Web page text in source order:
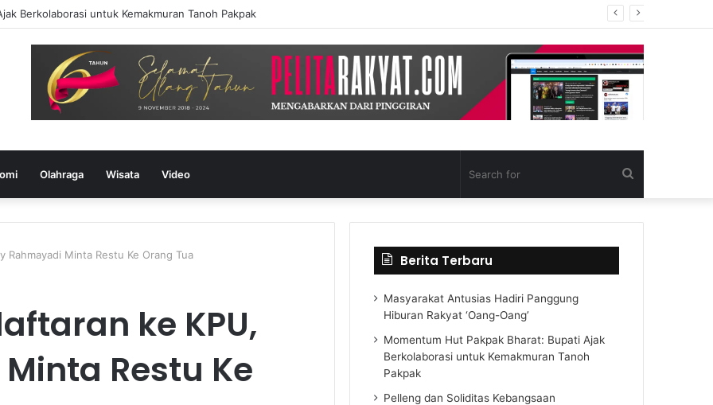
Berkolaborasi untuk Kemakmuran Tanoh Pakpak
Olahraga Wisata Video
for
Rahmayadi Minta Restu Ke Orang Tua
ke KPU,
Restu Ke
Berita Terbaru
Masyarakat Antusias Hadiri Panggung
Hiburan Rakyat ‘Oang-Oang’
Momentum Hut Pakpak Bharat: Bupati Ajak
Berkolaborasi untuk Kemakmuran Tanoh
Pakpak
Pelleng dan Soliditas Kebangsaan